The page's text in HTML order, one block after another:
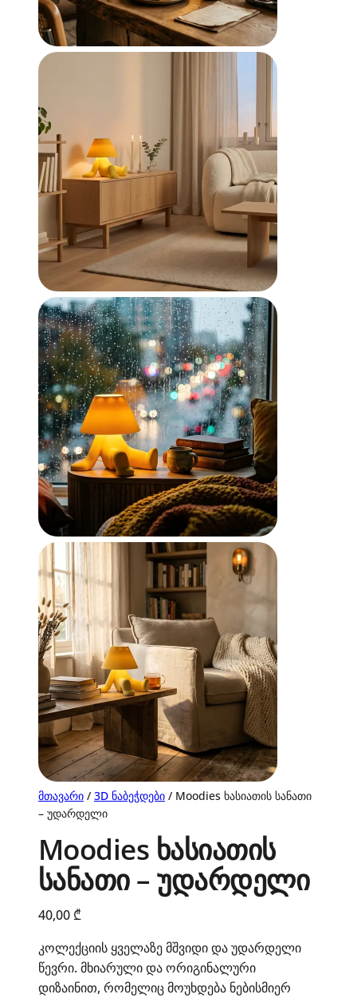
მთავარი / 3D ნაბეჭდები / Moodies ხასიათის სანათი
– უდარდელი
Moodies ხასიათის
სანათი – უდარდელი
40,00₾
კოლექციის ყველაზე მშვიდი და უდარდელი
წევრი. მხიარული და ორიგინალური
დიზაინით, რომელიც მოუხდება ნებისმიერ